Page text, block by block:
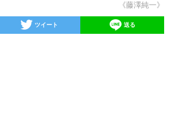
《藤澤純一》
ツイート 送る